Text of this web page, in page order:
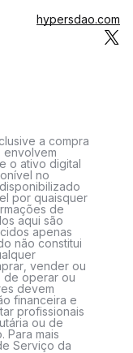
hypersdao.com
a compra
envolvem
o ativo digital
no
por quaisquer
de
aqui são
apenas
não constitui
vender ou
de operar ou
devem
financeira e
profissionais
ou de
Para mais
Serviço da